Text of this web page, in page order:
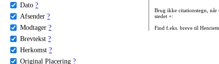
Dato ?
Afsender ?
Modtager ?
Brevtekst ?
Herkomst ?
Original Placering ?
Brug ikke citationstegn, når
stedet +:
Find f.eks. breve til